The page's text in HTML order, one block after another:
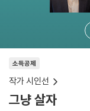
소득공제
작가 시인선
그냥 살자